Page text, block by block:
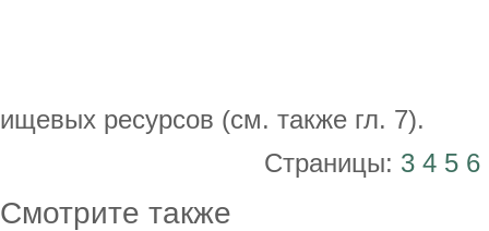
ищевых ресурсов (см. также гл. 7).
Страницы: 3 4 5 6
Смотрите также